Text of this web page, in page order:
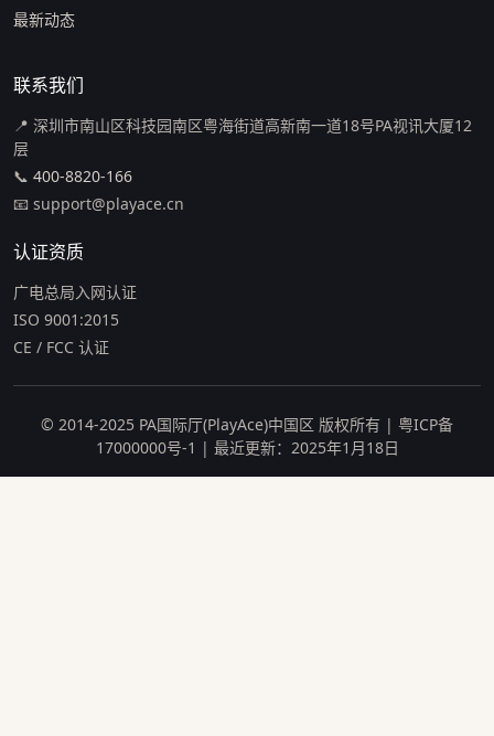
最新动态
联系我们
📍 深圳市南山区科技园南区粤海街道高新南一道18号PA视讯大厦12
层
📞 400-8820-166
📧 support@playace.cn
认证资质
广电总局入网认证
ISO 9001:2015
CE / FCC 认证
© 2014-2025 PA国际厅(PlayAce)中国区 版权所有 | 粤ICP备
17000000号-1 | 最近更新：2025年1月18日